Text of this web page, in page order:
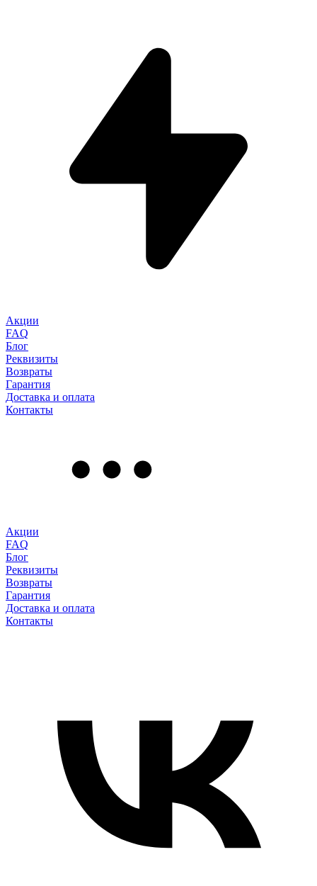
Акции
FAQ
Блог
Реквизиты
Возвраты
Гарантия
Доставка и оплата
Контакты
Акции
FAQ
Блог
Реквизиты
Возвраты
Гарантия
Доставка и оплата
Контакты